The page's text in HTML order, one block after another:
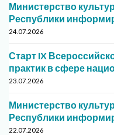
Министерство
Республики
24.07.2026
Старт IX
практик в сфере
23.07.2026
Министерство
Республики
22.07.2026